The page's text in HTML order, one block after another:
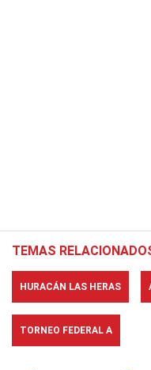
TEMAS
HURACÁN LAS HERAS
TORNEO FEDERAL A